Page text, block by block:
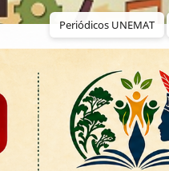
Periódicos UNEMAT